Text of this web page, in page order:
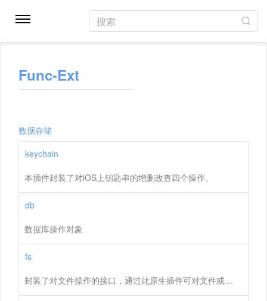
搜索
Func-Ext
数据存储
keychain
本插件封装了对iOS上钥匙串的增删改查四个操作。
db
数据库操作对象
fs
封装了对文件操作的接口，通过此原生插件可对文件或文件夹进行创建、删除、读取、写入等相关操作